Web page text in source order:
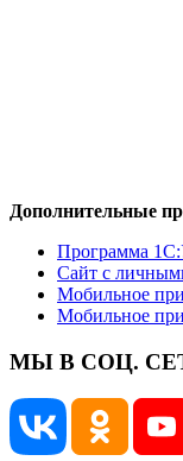
Дополнительные
Программа
Сайт с
Мобильное
Мобильное
МЫ В СОЦ.